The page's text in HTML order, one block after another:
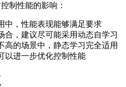
制性能的影响：
中，性能表现能够满足要求
合，建议尽可能采用动态自学习
高的场景中，静态学习完全适用
以进一步优化控制性能